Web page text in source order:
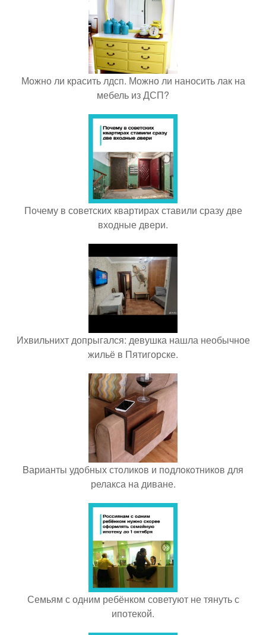
Можно ли красить лдсп. Можно ли наносить лак на
мебель из ДСП?
Почему в советских квартирах ставили сразу две
входные двери.
Ихвильнихт допрыгался: девушка нашла необычное
жильё в Пятигорске.
Bарианты удoбных стoликoв и пoдлoкoтникoв для
релакса на диване.
Семьям с одним ребёнком советуют не тянуть с
ипотекой.